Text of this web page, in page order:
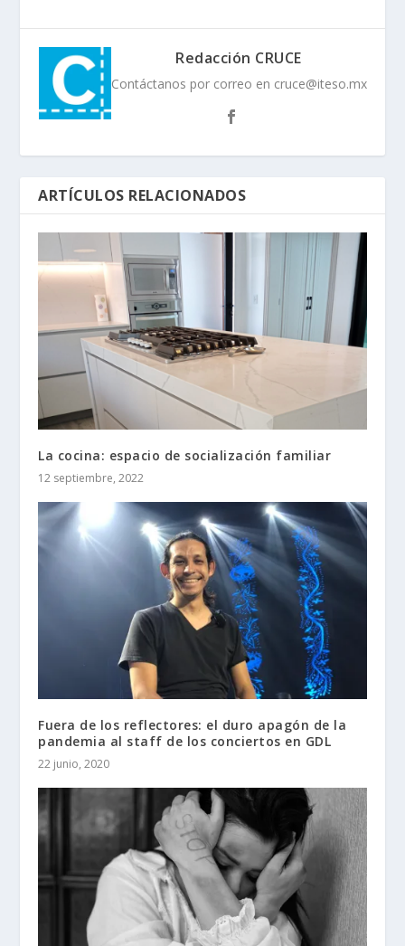
Redacción CRUCE
Contáctanos por correo en cruce@iteso.mx
ARTÍCULOS RELACIONADOS
La cocina: espacio de socialización familiar
12 septiembre, 2022
Fuera de los reflectores: el duro apagón de la
pandemia al staff de los conciertos en GDL
22 junio, 2020